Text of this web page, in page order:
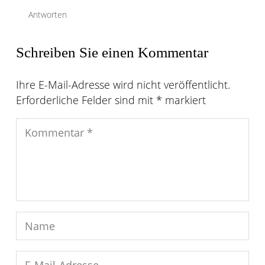
Antworten
Schreiben Sie einen Kommentar
Ihre E-Mail-Adresse wird nicht veröffentlicht.
Erforderliche Felder sind mit * markiert